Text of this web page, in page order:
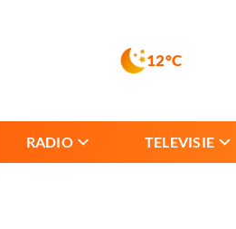
12°C
RADIO TELEVISIE